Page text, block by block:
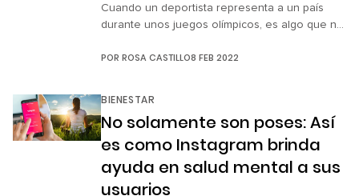
Cuando un deportista representa a un país
durante unos juegos olímpicos, es algo que no
que muestra a todo el mundo el talento y la
POR ROSA CASTILLO8 FEB 2022
BIENESTAR
No solamente son poses: Así
es como Instagram brinda
ayuda en salud mental a sus
usuarios